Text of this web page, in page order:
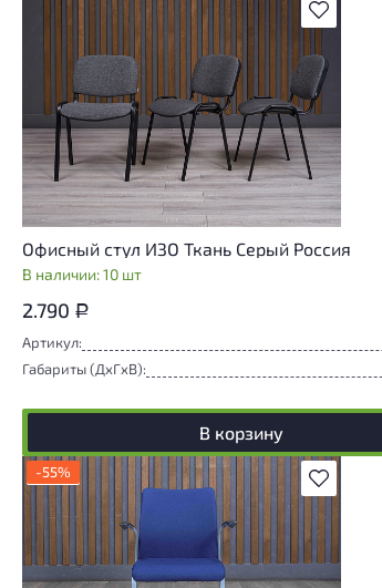
В избранное
Офисный стул ИЗО Ткань Серый Россия
В наличии: 10 шт
2.790 Р
Артикул:
Габариты (ДxГxВ):
В корзину
В избранное
-55%